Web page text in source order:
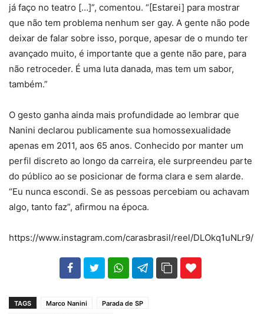
já faço no teatro […]”, comentou. “[Estarei] para mostrar
que não tem problema nenhum ser gay. A gente não pode
deixar de falar sobre isso, porque, apesar de o mundo ter
avançado muito, é importante que a gente não pare, para
não retroceder. É uma luta danada, mas tem um sabor,
também.”
O gesto ganha ainda mais profundidade ao lembrar que
Nanini declarou publicamente sua homossexualidade
apenas em 2011, aos 65 anos. Conhecido por manter um
perfil discreto ao longo da carreira, ele surpreendeu parte
do público ao se posicionar de forma clara e sem alarde.
“Eu nunca escondi. Se as pessoas percebiam ou achavam
algo, tanto faz”, afirmou na época.
https://www.instagram.com/carasbrasil/reel/DLOkq1uNLr9/
102 35
TAGS Marco Nanini
Parada de SP